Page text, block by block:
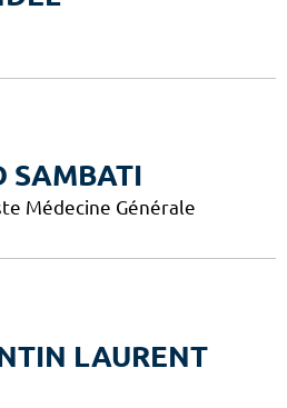
SAMBATI
Médecine Générale
LAURENT